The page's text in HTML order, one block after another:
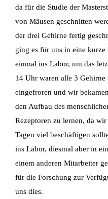
da für die Studie der
von Mäusen geschnitten
der drei Gehirne fertig
ging es für uns in eine kurze
einmal ins Labor, um das
14 Uhr waren alle 3
eingefroren und wir
den Aufbau des
Rezeptoren zu lernen, da
Tagen viel beschäftigen
ins Labor, diesmal aber in
einem anderen Mitarbeiter
für die Forschung zur
uns dies.